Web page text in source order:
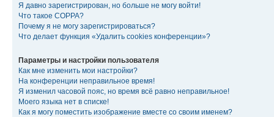
Я давно зарегистрирован, но больше не могу войти!
Что такое COPPA?
Почему я не могу зарегистрироваться?
Что делает функция «Удалить cookies конференции»?
Параметры и настройки пользователя
Как мне изменить мои настройки?
На конференции неправильное время!
Я изменил часовой пояс, но время всё равно неправильное!
Моего языка нет в списке!
Как я могу поместить изображение вместе со своим именем?